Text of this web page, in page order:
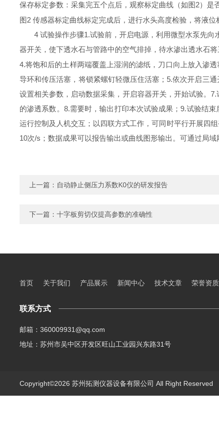
保存标定参数：采集完五个点后，观察标定曲线（如图2）
图2 传感器标定曲线标定完成后，进行水头高度检验，将液
4 试验操作步骤1.试验前，开启电源，利用微型水泵先向
器开关，使下透水石与管路中的空气排掉，待水渗出透水石
4.将饱和后的土样两端覆盖上湿润的滤纸，刀口向上放入渗
导环和传压活塞，将锁紧螺钉轻微压住活塞；5.依次开启三
设置相关参数，启动数据采集，开启容器开关，开始试验。
的渗透系数。8.需要时，输出打印本次试验成果；9.试验结
运行控制及人机交互；以四联方式工作，可同时平行开展四
10次/s；数据成果可以报告输出或曲线图形输出。可通过局
上一篇： 自动静止侧压力系数K0仪的研发报告
下一篇： 十字板剪切仪提高参数的准确性
首页 关于我们 产品展示 新闻中心 技术文章 荣誉资质
联系方式
邮箱：360009931@qq.com
地址：苏州市吴中区开发区旺山工业园兴东路31号
Copyright©2026 苏州拓测仪器设备有限公司 All Right